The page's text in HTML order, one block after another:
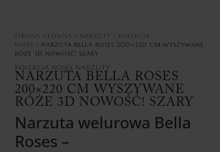
STRONA GŁÓWNA / NARZUTY / KOLEKCJA
ROSES / NARZUTA BELLA ROSES 200×220 CM WYSZYWANE
RÓŻE 3D NOWOŚĆ! SZARY
KOLEKCJA ROSES NARZUTY
NARZUTA BELLA ROSES
200×220 CM WYSZYWANE
RÓŻE 3D NOWOŚĆ! SZARY
Narzuta welurowa Bella
Roses –